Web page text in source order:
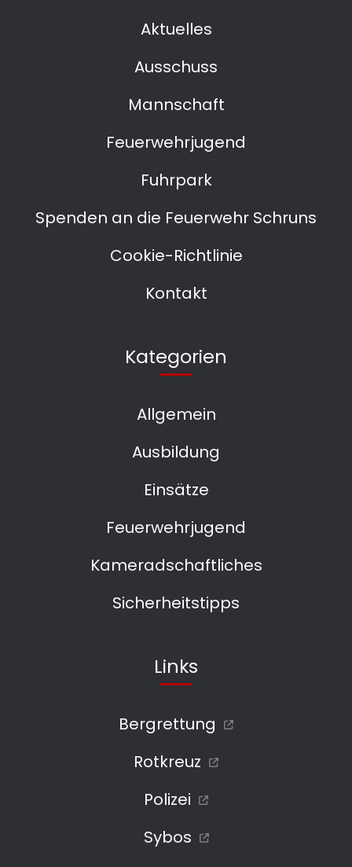
Aktuelles
Ausschuss
Mannschaft
Feuerwehrjugend
Fuhrpark
Spenden an die Feuerwehr Schruns
Cookie-Richtlinie
Kontakt
Kategorien
Allgemein
Ausbildung
Einsätze
Feuerwehrjugend
Kameradschaftliches
Sicherheitstipps
Links
Bergrettung
Rotkreuz
Polizei
Sybos